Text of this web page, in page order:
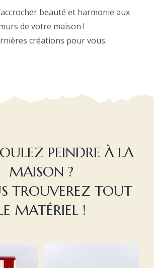
beauté et harmonie aux
de votre maison !
créations pour vous.
PEINDRE À LA
MAISON ?
TROUVEREZ TOUT
MATÉRIEL !
de